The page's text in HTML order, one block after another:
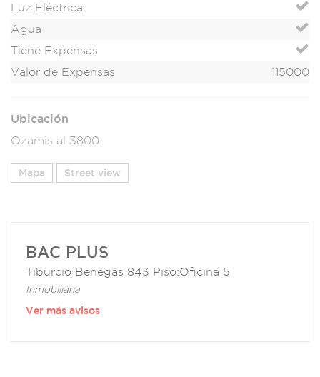
Luz Eléctrica
Agua
Tiene Expensas
Valor de Expensas
115000
Ubicación
Ozamis al 3800
Mapa Street view
BAC PLUS
Tiburcio Benegas 843 Piso:Oficina 5
Inmobiliaria
Ver más avisos